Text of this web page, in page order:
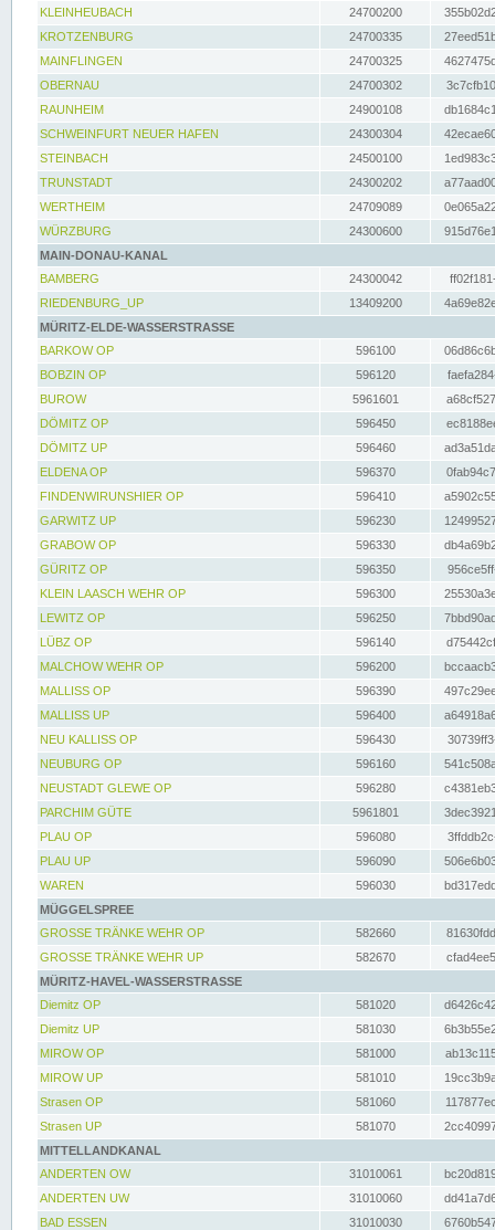
KLEINHEUBACH 24700200
KROTZENBURG
24700335
MAINFLINGEN
24700325
OBERNAU
24700302
RAUNHEIM
24900108
SCHWEINFURT NEUER HAFEN
24300304
STEINBACH
24500100
TRUNSTADT
24300202
WERTHEIM
24709089
WÜRZBURG
24300600
MAIN-DONAU-KANAL
BAMBERG
24300042
RIEDENBURG_UP
13409200
MÜRITZ-ELDE-WASSERSTRASSE
BARKOW OP
596100
BOBZIN OP
596120
BUROW
5961601
DÖMITZ OP
596450
DÖMITZ UP
596460
ELDENA OP
596370
FINDENWIRUNSHIER OP
596410
GARWITZ UP
596230
GRABOW OP
596330
GÜRITZ OP
596350
KLEIN LAASCH WEHR OP
596300
LEWITZ OP
596250
LÜBZ OP
596140
MALCHOW WEHR OP
596200
MALLISS OP
596390
MALLISS UP
596400
NEU KALLISS OP
596430
NEUBURG OP
596160
NEUSTADT GLEWE OP
596280
PARCHIM GÜTE
5961801
PLAU OP
596080
PLAU UP
596090
WAREN
596030
MÜGGELSPREE
GROSSE TRÄNKE WEHR OP
582660
GROSSE TRÄNKE WEHR UP
582670
MÜRITZ-HAVEL-WASSERSTRASSE
Diemitz OP
581020
Diemitz UP
581030
MIROW OP
581000
MIROW UP
581010
Strasen OP
581060
Strasen UP
581070
MITTELLANDKANAL
ANDERTEN OW
31010061
ANDERTEN UW
31010060
BAD ESSEN
31010030